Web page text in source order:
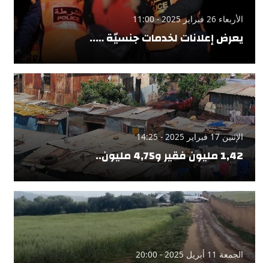
الأربعاء 26 فبراير 2025 - 11:00
يعرض إعلانات لخدمات جنسيّة …..
الإثنين 17 فبراير 2025 - 14:25
1,42 مليون فقير و4,75 مليون..
الجمعة 11 أبريل 2025 - 20:00